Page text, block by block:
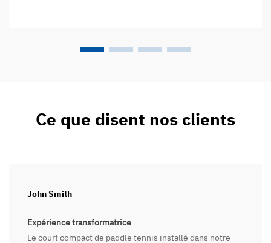
Ce que disent nos clients
John Smith
Expérience transformatrice
Le court compact de paddle tennis installé dans notre